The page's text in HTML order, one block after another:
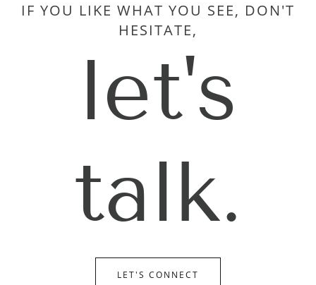
IF YOU LIKE WHAT YOU SEE, DON'T
HESITATE,
let's
talk.
LET'S CONNECT